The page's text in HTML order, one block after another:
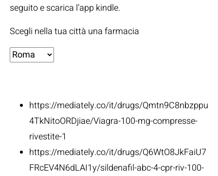
seguito e scarica l’app kindle.
Scegli nella tua città una farmacia
https://mediately.co/it/drugs/Qmtn9C8nbzppu
4TkNitoORDjiae/Viagra-100-mg-compresse-
rivestite-1
https://mediately.co/it/drugs/Q6WtO8JkFaiU7
FRcEV4N6dLAI1y/sildenafil-abc-4-cpr-riv-100-